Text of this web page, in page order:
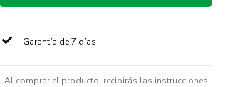
Garantía de 7 días
Al comprar el producto, recibirás las instrucciones